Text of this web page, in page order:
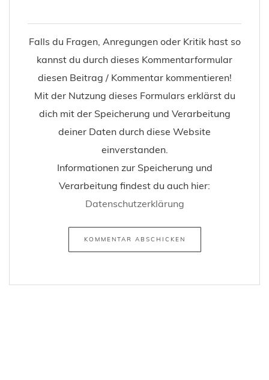
Falls du Fragen, Anregungen oder Kritik hast so
kannst du durch dieses Kommentarformular
diesen Beitrag / Kommentar kommentieren!
Mit der Nutzung dieses Formulars erklärst du
dich mit der Speicherung und Verarbeitung
deiner Daten durch diese Website
einverstanden.
Informationen zur Speicherung und
Verarbeitung findest du auch hier:
Datenschutzerklärung